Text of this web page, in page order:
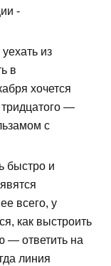
-
из
в
хочется
тридцатого —
с
быстро и
всего, у
как выстроить
— ответить на
линия